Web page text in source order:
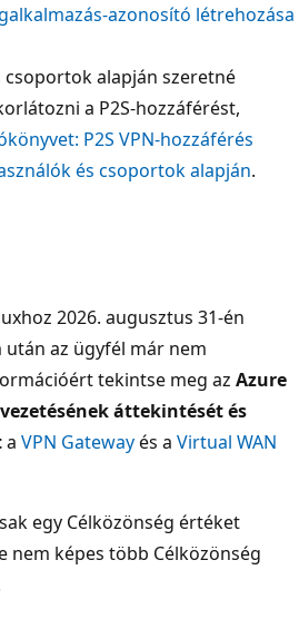
azonosító létrehozása
csoportok alapján szeretné
a P2S-hozzáférést,
P2S VPN-hozzáférés
és csoportok alapján.
2026. augusztus 31-én
az ügyfél már nem
tekintse meg az Azure
áttekintését és
a VPN Gatewayés a Virtual WAN
egy Célközönség értéket
nem képes több Célközönség